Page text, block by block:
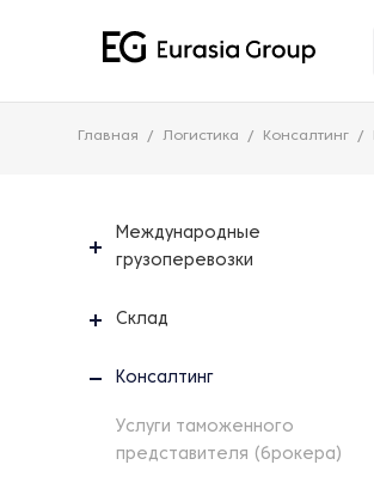
Главная Логистика Консалтинг
Международные
грузоперевозки
Склад
Консалтинг
Услуги таможенного
представителя (брокера)